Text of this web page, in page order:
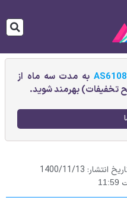
AS6108به مدت سه ماه از
تخفیفات) بهرمند شوید.
انتشار: 1400/11/13